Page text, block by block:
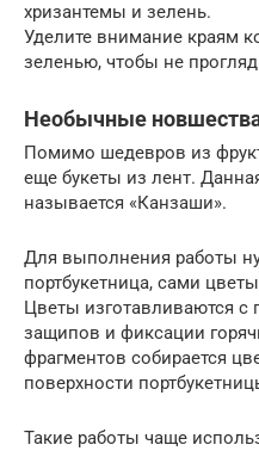
хризантемы и зелень.
Уделите внимание краям
зеленью, чтобы не
Необычные
Помимо шедевров из
еще букеты из лент.
называется «Канзаши».
Для выполнения работы
портбукетница, сами
Цветы изготавливаются
защипов и фиксации
фрагментов собирается
поверхности
Такие работы чаще